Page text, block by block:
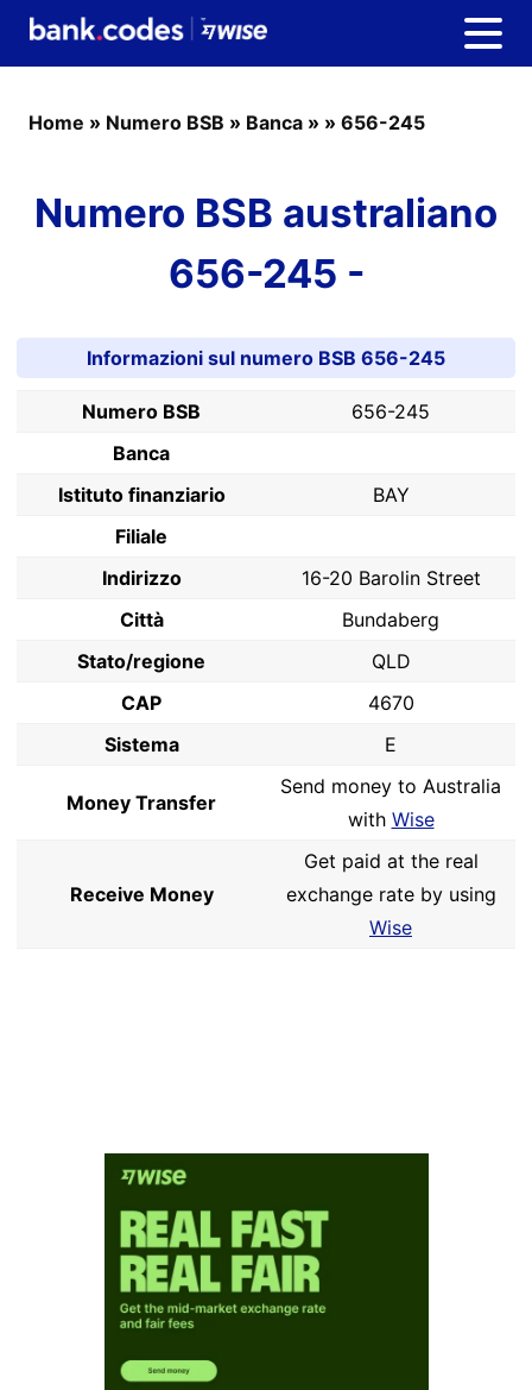
Home » Numero BSB » Banca » » 656-245
Numero BSB australiano
656-245 -
Informazioni sul numero BSB 656-245
Numero BSB
656-245
Banca
Istituto finanziario
BAY
Filiale
Indirizzo
16-20 Barolin Street
Città
Bundaberg
Stato/regione
QLD
CAP
4670
Sistema
E
Money Transfer
Send money to Australia
with Wise
Receive Money
Get paid at the real
exchange rate by using
Wise